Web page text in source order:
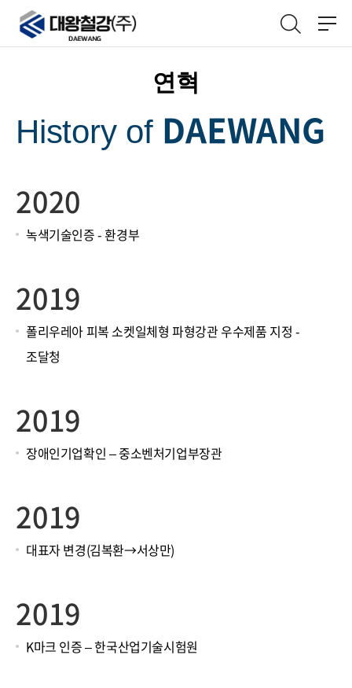
연혁
History of DAEWANG
2020
녹색기술인증 - 환경부
2019
폴리우레아 피복 소켓일체형 파형강관 우수제품 지정 -
조달청
2019
장애인기업확인 – 중소벤처기업부장관
2019
대표자 변경(김복환→서상만)
2019
K마크 인증 – 한국산업기술시험원